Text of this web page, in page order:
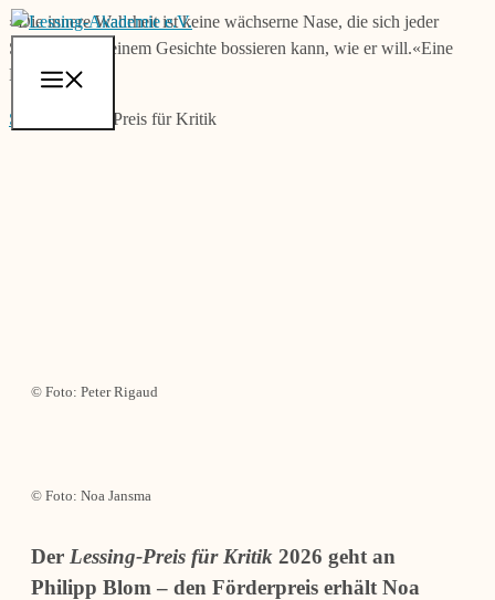
Zum
Inhalt
springen
»Die innere Wahrheit ist keine wächserne Nase, die sich jeder
Schelm nach seinem Gesichte bossieren kann, wie er will.«Eine
Duplik
Start Lessing-Preis für Kritik
© Foto: Peter Rigaud
© Foto: Noa Jansma
Der Lessing-Preis für Kritik 2026 geht an
Philipp Blom – den Förderpreis erhält Noa